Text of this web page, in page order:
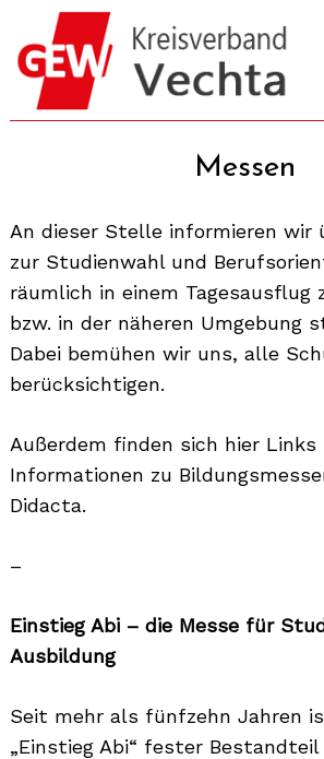
content
Messen
An dieser Stelle informieren wir
zur Studienwahl und
räumlich in einem Tagesausflug
bzw. in der näheren Umgebung
Dabei bemühen wir uns, alle
berücksichtigen.
Außerdem finden sich hier Links
Informationen zu
Didacta.
–
Einstieg Abi – die Messe für
Ausbildung
Seit mehr als fünfzehn Jahren
„Einstieg Abi“ fester Bestandteil